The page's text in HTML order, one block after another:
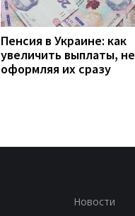
Пенсия в Украине: как
увеличить выплаты, не
оформляя их сразу
Новости